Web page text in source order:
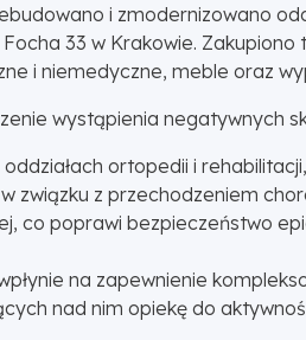
i zmodernizowano
33 w Krakowie.
i niemedyczne, meble oraz
wystąpienia negatywnych
ortopedii i
związku z przechodzeniem
co poprawi bezpieczeństwo
na zapewnienie
nad nim opiekę do